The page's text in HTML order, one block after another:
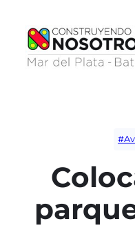
contenido